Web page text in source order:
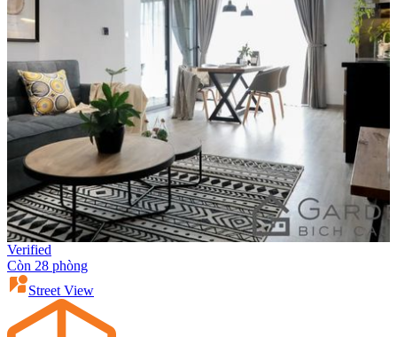
Verified
Còn 28 phòng
Street View